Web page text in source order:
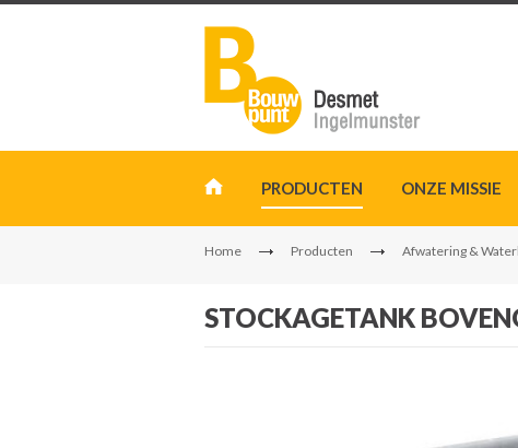
PRODUCTEN ONZE MISSIE
Home Producten Afwatering &
STOCKAGETANK